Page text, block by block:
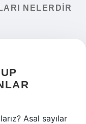
NELERDIR
Asal sayılar